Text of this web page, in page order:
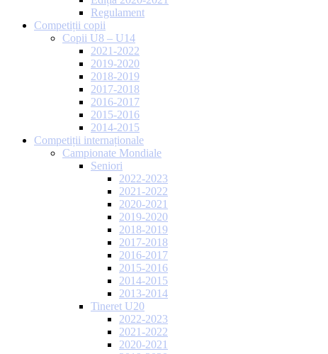
Regulament
Competiții copii
Copii U8 – U14
2021-2022
2019-2020
2018-2019
2017-2018
2016-2017
2015-2016
2014-2015
Competiții internaționale
Campionate Mondiale
Seniori
2022-2023
2021-2022
2020-2021
2019-2020
2018-2019
2017-2018
2016-2017
2015-2016
2014-2015
2013-2014
Tineret U20
2022-2023
2021-2022
2020-2021